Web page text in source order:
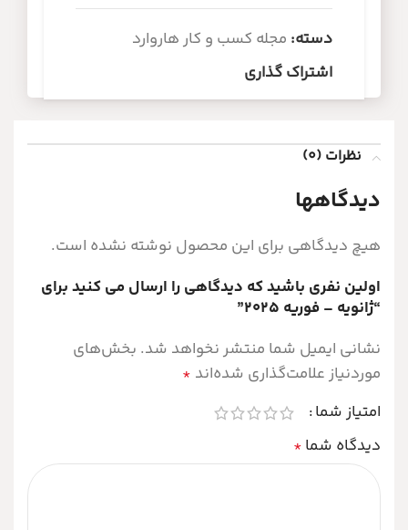
دسته: مجله کسب و کار هاروارد
اشتراک گذاری
نظرات (0)
دیدگاهها
هیچ دیدگاهی برای این محصول نوشته نشده است.
اولین نفری باشید که دیدگاهی را ارسال می کنید برای
“ژانویه – فوریه ۲۰۲۵”
نشانی ایمیل شما منتشر نخواهد شد. بخش‌های
موردنیاز علامت‌گذاری شده‌اند *
امتیاز شما
دیدگاه شما *